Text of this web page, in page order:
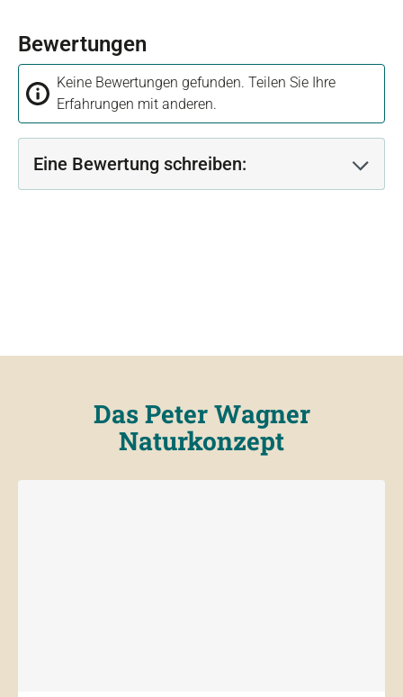
Bewertungen
Keine Bewertungen gefunden. Teilen Sie Ihre
Erfahrungen mit anderen.
Eine Bewertung schreiben:
Das Peter Wagner
Naturkonzept